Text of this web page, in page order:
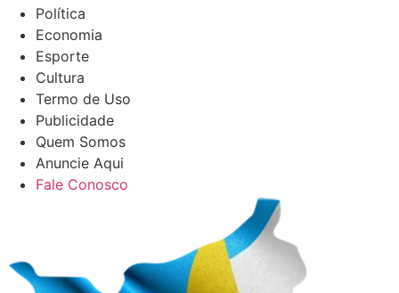
Política
Economia
Esporte
Cultura
Termo de Uso
Publicidade
Quem Somos
Anuncie Aqui
Fale Conosco